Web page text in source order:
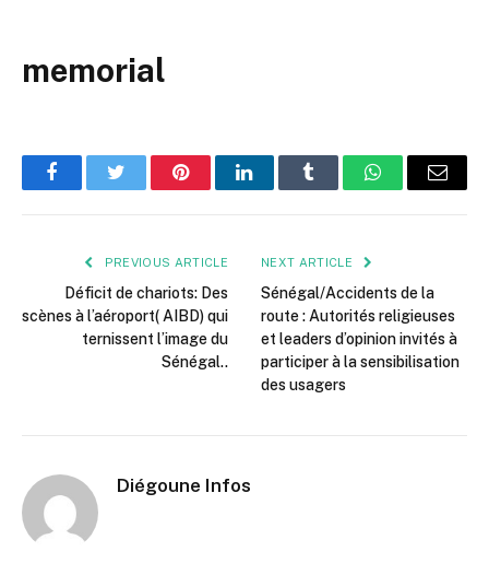
memorial
FacebookTwitter PinterestLinkedInTumblr WhatsAppEmail
PREVIOUS ARTICLE
Déficit de chariots: Des
scènes à l’aéroport( AIBD) qui
ternissent l’image du
Sénégal..
NEXT ARTICLE
Sénégal/Accidents de la
route : Autorités religieuses
et leaders d’opinion invités à
participer à la sensibilisation
des usagers
Diégoune Infos